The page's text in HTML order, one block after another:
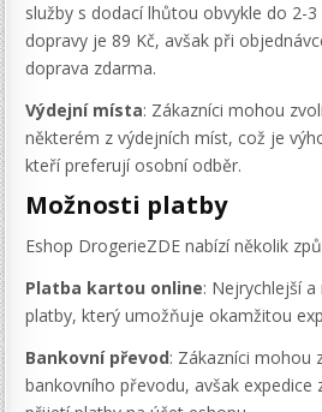
služby s dodací lhůtou obvykle do 2-
dopravy je 89 Kč, avšak při
doprava zdarma.
Výdejní místa: Zákazníci mohou
některém z výdejních míst, což je
kteří preferují osobní odběr.
Možnosti platby
Eshop DrogerieZDE nabízí několik
Platba kartou online: Nejrychlejší
platby, který umožňuje okamžitou
Bankovní převod: Zákazníci mohou
bankovního převodu, avšak expedice